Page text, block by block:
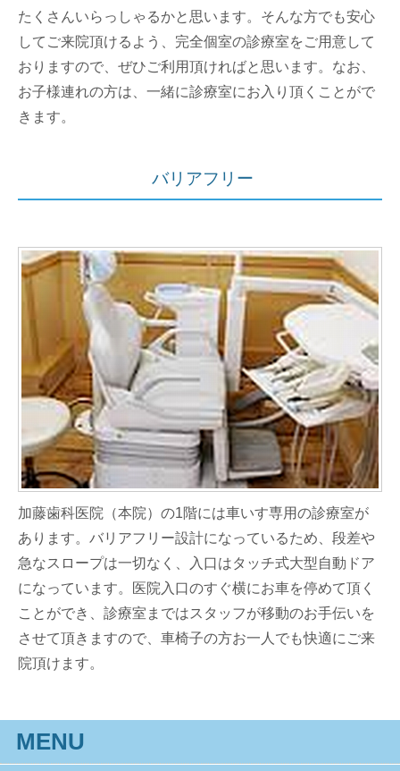
たくさんいらっしゃるかと思います。そんな方でも安心
してご来院頂けるよう、完全個室の診療室をご用意して
おりますので、ぜひご利用頂ければと思います。なお、
お子様連れの方は、一緒に診療室にお入り頂くことがで
きます。
バリアフリー
加藤歯科医院（本院）の1階には車いす専用の診療室が
あります。バリアフリー設計になっているため、段差や
急なスロープは一切なく、入口はタッチ式大型自動ドア
になっています。医院入口のすぐ横にお車を停めて頂く
ことができ、診療室まではスタッフが移動のお手伝いを
させて頂きますので、車椅子の方お一人でも快適にご来
院頂けます。
MENU